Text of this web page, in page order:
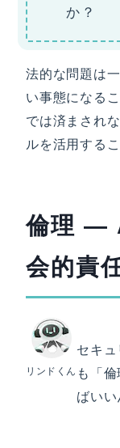
か？
法的な問題は
い事態になる
では済まされ
ルを活用する
倫理 ―
会的責
リンドくん
セキ
も「
ばい